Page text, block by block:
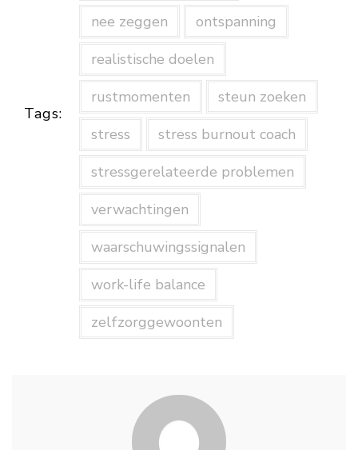
Tags:
nee zeggen
ontspanning
realistische doelen
rustmomenten
steun zoeken
stress
stress burnout coach
stressgerelateerde problemen
verwachtingen
waarschuwingssignalen
work-life balance
zelfzorggewoonten